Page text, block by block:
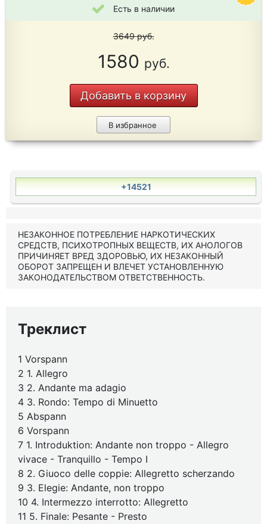
Есть в наличии
3649руб.
1580 руб.
Добавить в корзину
В избранное
+14521
НЕЗАКОННОЕ ПОТРЕБЛЕНИЕ НАРКОТИЧЕСКИХ
СРЕДСТВ, ПСИХОТРОПНЫХ ВЕЩЕСТВ, ИХ АНОЛОГОВ
ПРИЧИНЯЕТ ВРЕД ЗДОРОВЬЮ, ИХ НЕЗАКОННЫЙ
ОБОРОТ ЗАПРЕЩЕН И ВЛЕЧЕТ УСТАНОВЛЕННУЮ
ЗАКОНОДАТЕЛЬСТВОМ ОТВЕТСТВЕННОСТЬ.
Треклист
1 Vorspann
2 1. Allegro
3 2. Andante ma adagio
4 3. Rondo: Tempo di Minuetto
5 Abspann
6 Vorspann
7 1. Introduktion: Andante non troppo - Allegro
vivace - Tranquillo - Tempo I
8 2. Giuoco delle coppie: Allegretto scherzando
9 3. Elegie: Andante, non troppo
10 4. Intermezzo interrotto: Allegretto
11 5. Finale: Pesante - Presto